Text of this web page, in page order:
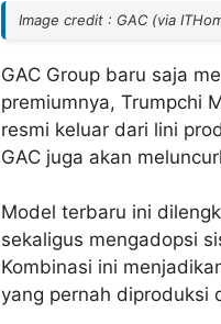
Image credit : GAC (via
GAC Group baru saja
premiumnya, Trumpchi
resmi keluar dari lini
GAC juga akan
Model terbaru ini
sekaligus mengadopsi
Kombinasi ini
yang pernah diproduksi